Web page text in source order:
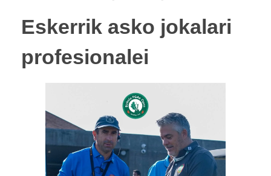
Eskerrik asko jokalari
profesionalei